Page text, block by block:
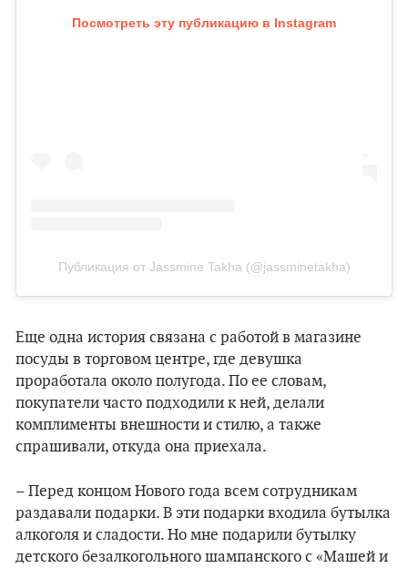
Посмотреть эту публикацию в Instagram
Публикация от Jassmine Takha (@jassminetakha)
Еще одна история связана с работой в магазине
посуды в торговом центре, где девушка
проработала около полугода. По ее словам,
покупатели часто подходили к ней, делали
комплименты внешности и стилю, а также
спрашивали, откуда она приехала.
– Перед концом Нового года всем сотрудникам
раздавали подарки. В эти подарки входила бутылка
алкоголя и сладости. Но мне подарили бутылку
детского безалкогольного шампанского с «Машей и